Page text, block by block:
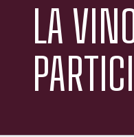
LA